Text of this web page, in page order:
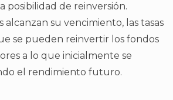
posibilidad de reinversión.
alcanzan su vencimiento, las tasas
se pueden reinvertir los fondos
a lo que inicialmente se
el rendimiento futuro.